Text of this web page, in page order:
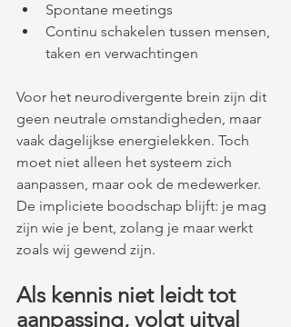
Spontane meetings
Continu schakelen tussen mensen,
taken en verwachtingen
Voor het neurodivergente brein zijn dit
geen neutrale omstandigheden, maar
vaak dagelijkse energielekken. Toch
moet niet alleen het systeem zich
aanpassen, maar ook de medewerker.
De impliciete boodschap blijft: je mag
zijn wie je bent, zolang je maar werkt
zoals wij gewend zijn.
Als kennis niet leidt tot
aanpassing, volgt uitval